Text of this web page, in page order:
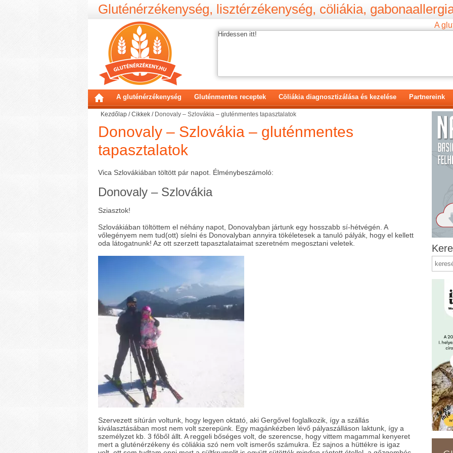
Gluténérzékenység, lisztérzékenység, cöliákia,
A
Hirdessen itt!
A gluténérzékenység Gluténmentes receptek Cöliákia diagnosztizálása és kezelése Partnereink
Kezdőlap /Cikkek / Donovaly – Szlovákia – gluténmentes tapasztalatok
Donovaly – Szlovákia – gluténmentes
tapasztalatok
Vica Szlovákiában töltött pár napot. Élménybeszámoló:
Donovaly – Szlovákia
Sziasztok!
Szlovákiában töltöttem el néhány napot, Donovalyban jártunk egy hosszabb sí-hétvégén. A
vőlegényem nem tud(ott) síelni és Donovalyban annyira tökéletesek a tanuló pályák, hogy el kellett
oda látogatnunk! Az ott szerzett tapasztalataimat szeretném megosztani veletek.
Szervezett sítúrán voltunk, hogy legyen oktató, aki Gergővel foglalkozik, így a szállás
kiválasztásában most nem volt szerepünk. Egy magánkézben lévő pályaszálláson laktunk, így a
személyzet kb. 3 főből állt. A reggeli bőséges volt, de szerencse, hogy vittem magammal kenyeret
mert a gluténérzékeny és cöliákia szó nem volt ismerős számukra. Ez sajnos a hüttékre is igaz